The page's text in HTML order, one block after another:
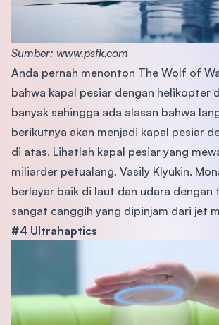
Sumber: www.psfk.com
Anda pernah menonton The Wolf of
bahwa kapal pesiar dengan helikopter
banyak sehingga ada alasan bahwa
berikutnya akan menjadi kapal pesiar
di atas. Lihatlah kapal pesiar yang
miliarder petualang, Vasily Klyukin.
berlayar baik di laut dan udara dengan
sangat canggih yang dipinjam dari jet
#4 Ultrahaptics